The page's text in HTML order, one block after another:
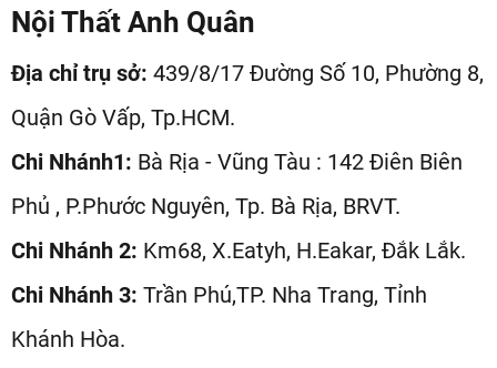
Nội Thất Anh Quân
Địa chỉ trụ sở: 439/8/17 Đường Số 10, Phường 8,
Quận Gò Vấp, Tp.HCM.
Chi Nhánh1: Bà Rịa - Vũng Tàu : 142 Điên Biên
Phủ , P.Phước Nguyên, Tp. Bà Rịa, BRVT.
Chi Nhánh 2: Km68, X.Eatyh, H.Eakar, Đắk Lắk.
Chi Nhánh 3: Trần Phú,TP. Nha Trang, Tỉnh
Khánh Hòa.